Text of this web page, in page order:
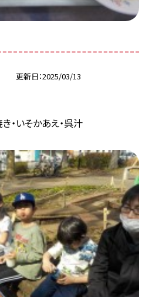
更新日 2025/03/13
・いそかあえ・呉汁